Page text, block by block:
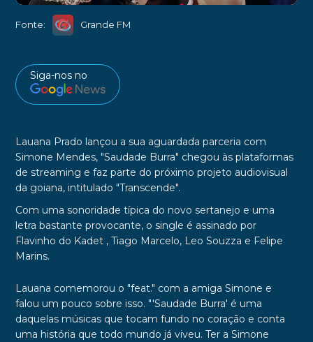
Fonte: Grande FM
Siga-nos no
Lauana Prado lançou a sua aguardada parceria com
Simone Mendes, "Saudade Burra" chegou às plataformas
de streaming e faz parte do próximo projeto audiovisual
da goiana, intitulado "Transcende".
Com uma sonoridade típica do novo sertanejo e uma
letra bastante provocante, o single é assinado por
Flavinho do Kadet , Tiago Marcelo, Leo Souzza e Felipe
Marins.
Lauana comemorou o "feat." com a amiga Simone e
falou um pouco sobre isso. "'Saudade Burra' é uma
daquelas músicas que tocam fundo no coração e conta
uma história que todo mundo já viveu. Ter a Simone